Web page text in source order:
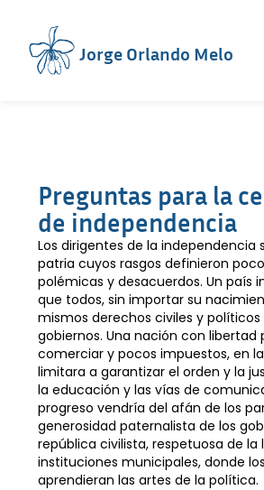
Jorge Orlando Melo
Preguntas para la
de independencia
Los dirigentes de la independencia
patria cuyos rasgos definieron
polémicas y desacuerdos. Un país
que todos, sin importar su
mismos derechos civiles y políticos
gobiernos. Una nación con libertad
comerciar y pocos impuestos, en
limitara a garantizar el orden y la
la educación y las vías de
progreso vendría del afán de los
generosidad paternalista de los
república civilista, respetuosa de
instituciones municipales, donde
aprendieran las artes de la política.